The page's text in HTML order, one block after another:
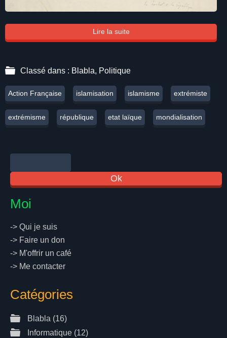
Lire la suite
Classé dans : Blabla, Politique
Action Française islamisation islamisme extrémiste
extrémisme république etat laïque mondialisation
Moi
-> Qui je suis
-> Faire un don
-> M'offrir un café
-> Me contacter
Catégories
Blabla (16)
Informatique (12)